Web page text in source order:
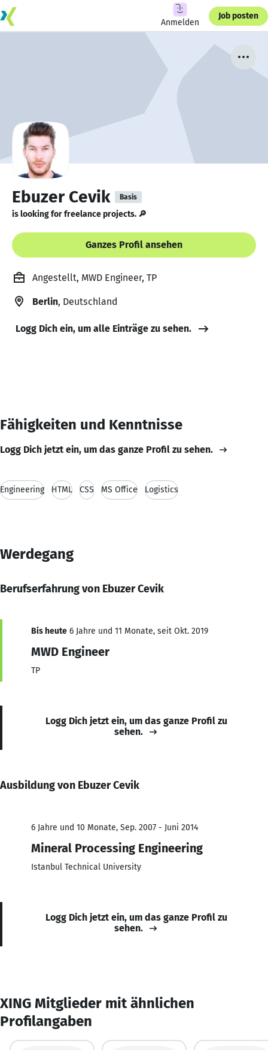
Anmelden
Job posten
Ebuzer Cevik Basis
is looking for freelance projects. 🔎
Ganzes Profil ansehen
Angestellt, MWD Engineer, TP
Berlin, Deutschland
Logg Dich ein, um alle Einträge zu sehen.
Fähigkeiten und Kenntnisse
Logg Dich jetzt ein, um das ganze Profil zu sehen.
Engineering HTML CSS MS Office Logistics
Werdegang
Berufserfahrung von Ebuzer Cevik
Bis heute 6 Jahre und 11 Monate, seit Okt. 2019
MWD Engineer
TP
Logg Dich jetzt ein, um das ganze Profil zu
sehen.
Ausbildung von Ebuzer Cevik
6 Jahre und 10 Monate, Sep. 2007 - Juni 2014
Mineral Processing Engineering
Istanbul Technical University
Logg Dich jetzt ein, um das ganze Profil zu
sehen.
XING Mitglieder mit ähnlichen
Profilangaben